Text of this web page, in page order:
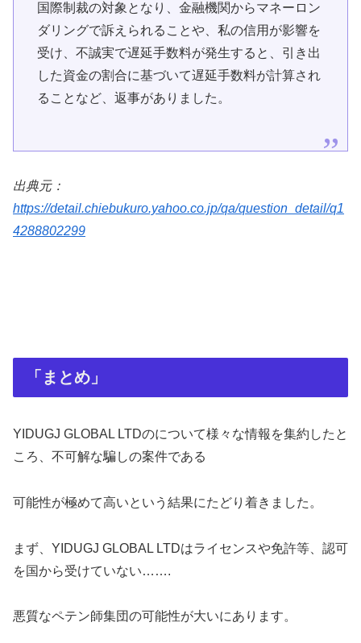
国際制裁の対象となり、金融機関からマネーロン
ダリングで訴えられることや、私の信用が影響を
受け、不誠実で遅延手数料が発生すると、引き出
した資金の割合に基づいて遅延手数料が計算され
ることなど、返事がありました。
出典元：
https://detail.chiebukuro.yahoo.co.jp/qa/question_detail/q1
4288802299
「まとめ」
YIDUGJ GLOBAL LTDのについて様々な情報を集約したと
ころ、不可解な騙しの案件である
可能性が極めて高いという結果にたどり着きました。
まず、YIDUGJ GLOBAL LTDはライセンスや免許等、認可
を国から受けていない…….
悪質なペテン師集団の可能性が大いにあります。